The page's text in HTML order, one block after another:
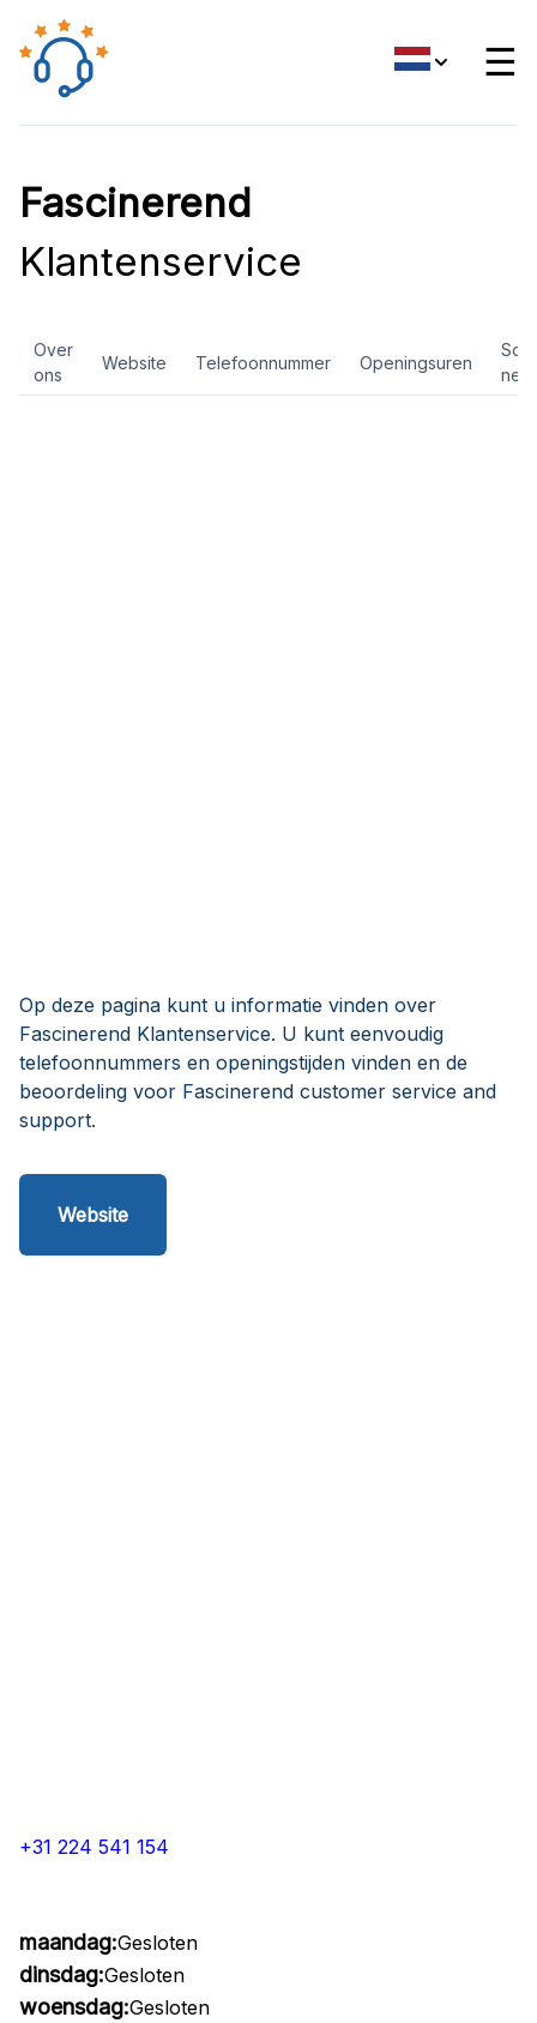
☰
Fascinerend
Klantenservice
Over
ons
Website Telefoonnummer Openingsuren
Op deze pagina kunt u informatie vinden over
Fascinerend Klantenservice. U kunt eenvoudig
telefoonnummers en openingstijden vinden en de
beoordeling voor Fascinerend customer service and
support.
Website
+31 224 541 154
maandag:Gesloten
dinsdag:Gesloten
woensdag:Gesloten